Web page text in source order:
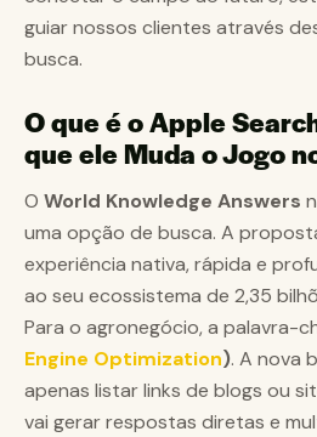
guiar nossos clientes através
busca.
O que é o Apple
que ele Muda o Jogo
O World Knowledge Answers
uma opção de busca. A
experiência nativa, rápida e
ao seu ecossistema de 2,35
Para o agronegócio, a palavra-
Engine Optimization). A nova
apenas listar links de blogs ou
vai gerar respostas diretas e